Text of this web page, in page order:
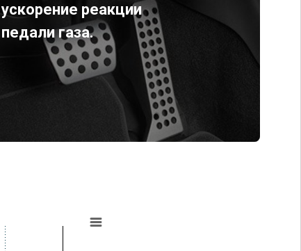
ускорение реакции
педали газа.